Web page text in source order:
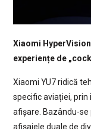
Xiaomi
experiențe de
Xiaomi YU7 ridică
specific aviației,
afișare. Bazându-se
afișajele duale de